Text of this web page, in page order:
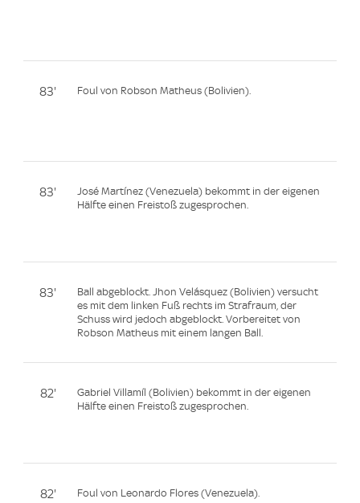
83' Foul von Robson Matheus (Bolivien).
83'
José Martínez (Venezuela) bekommt in der eigenen
Hälfte einen Freistoß zugesprochen.
83'
Ball abgeblockt. Jhon Velásquez (Bolivien) versucht
es mit dem linken Fuß rechts im Strafraum, der
Schuss wird jedoch abgeblockt. Vorbereitet von
Robson Matheus mit einem langen Ball.
82'
Gabriel Villamíl (Bolivien) bekommt in der eigenen
Hälfte einen Freistoß zugesprochen.
82' Foul von Leonardo Flores (Venezuela).